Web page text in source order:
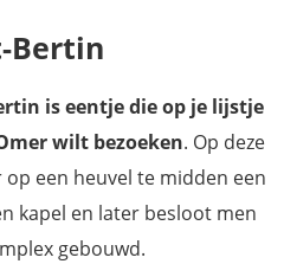
Bertin
is eentje die op je lijstje
wilt bezoeken. Op deze
een heuvel te midden een
kapel en later besloot men
gebouwd.